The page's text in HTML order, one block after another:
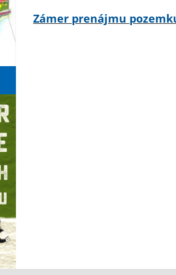
Zámer prenájmu